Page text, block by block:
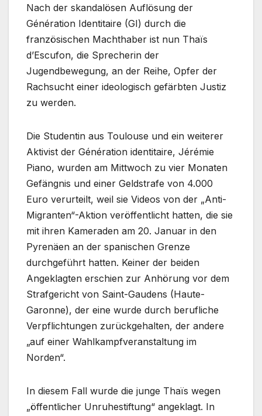
Nach der skandalösen Auflösung der
Génération Identitaire (GI) durch die
französischen Machthaber ist nun Thaïs
d’Escufon, die Sprecherin der
Jugendbewegung, an der Reihe, Opfer der
Rachsucht einer ideologisch gefärbten Justiz
zu werden.
Die Studentin aus Toulouse und ein weiterer
Aktivist der Génération identitaire, Jérémie
Piano, wurden am Mittwoch zu vier Monaten
Gefängnis und einer Geldstrafe von 4.000
Euro verurteilt, weil sie Videos von der „Anti-
Migranten“-Aktion veröffentlicht hatten, die sie
mit ihren Kameraden am 20. Januar in den
Pyrenäen an der spanischen Grenze
durchgeführt hatten. Keiner der beiden
Angeklagten erschien zur Anhörung vor dem
Strafgericht von Saint-Gaudens (Haute-
Garonne), der eine wurde durch berufliche
Verpflichtungen zurückgehalten, der andere
„auf einer Wahlkampfveranstaltung im
Norden“.
In diesem Fall wurde die junge Thaïs wegen
„öffentlicher Unruhestiftung“ angeklagt. In